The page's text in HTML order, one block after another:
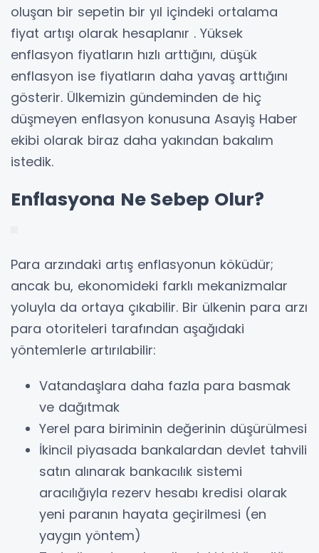
oluşan bir sepetin bir yıl içindeki ortalama
fiyat artışı olarak hesaplanır . Yüksek
enflasyon fiyatların hızlı arttığını, düşük
enflasyon ise fiyatların daha yavaş arttığını
gösterir. Ülkemizin gündeminden de hiç
düşmeyen enflasyon konusuna Asayiş Haber
ekibi olarak biraz daha yakından bakalım
istedik.
Enflasyona Ne Sebep Olur?
Para arzındaki artış enflasyonun köküdür;
ancak bu, ekonomideki farklı mekanizmalar
yoluyla da ortaya çıkabilir. Bir ülkenin para arzı
para otoriteleri tarafından aşağıdaki
yöntemlerle artırılabilir:
Vatandaşlara daha fazla para basmak
ve dağıtmak
Yerel para biriminin değerinin düşürülmesi
İkincil piyasada bankalardan devlet tahvili
satın alınarak bankacılık sistemi
aracılığıyla rezerv hesabı kredisi olarak
yeni paranın hayata geçirilmesi (en
yaygın yöntem)